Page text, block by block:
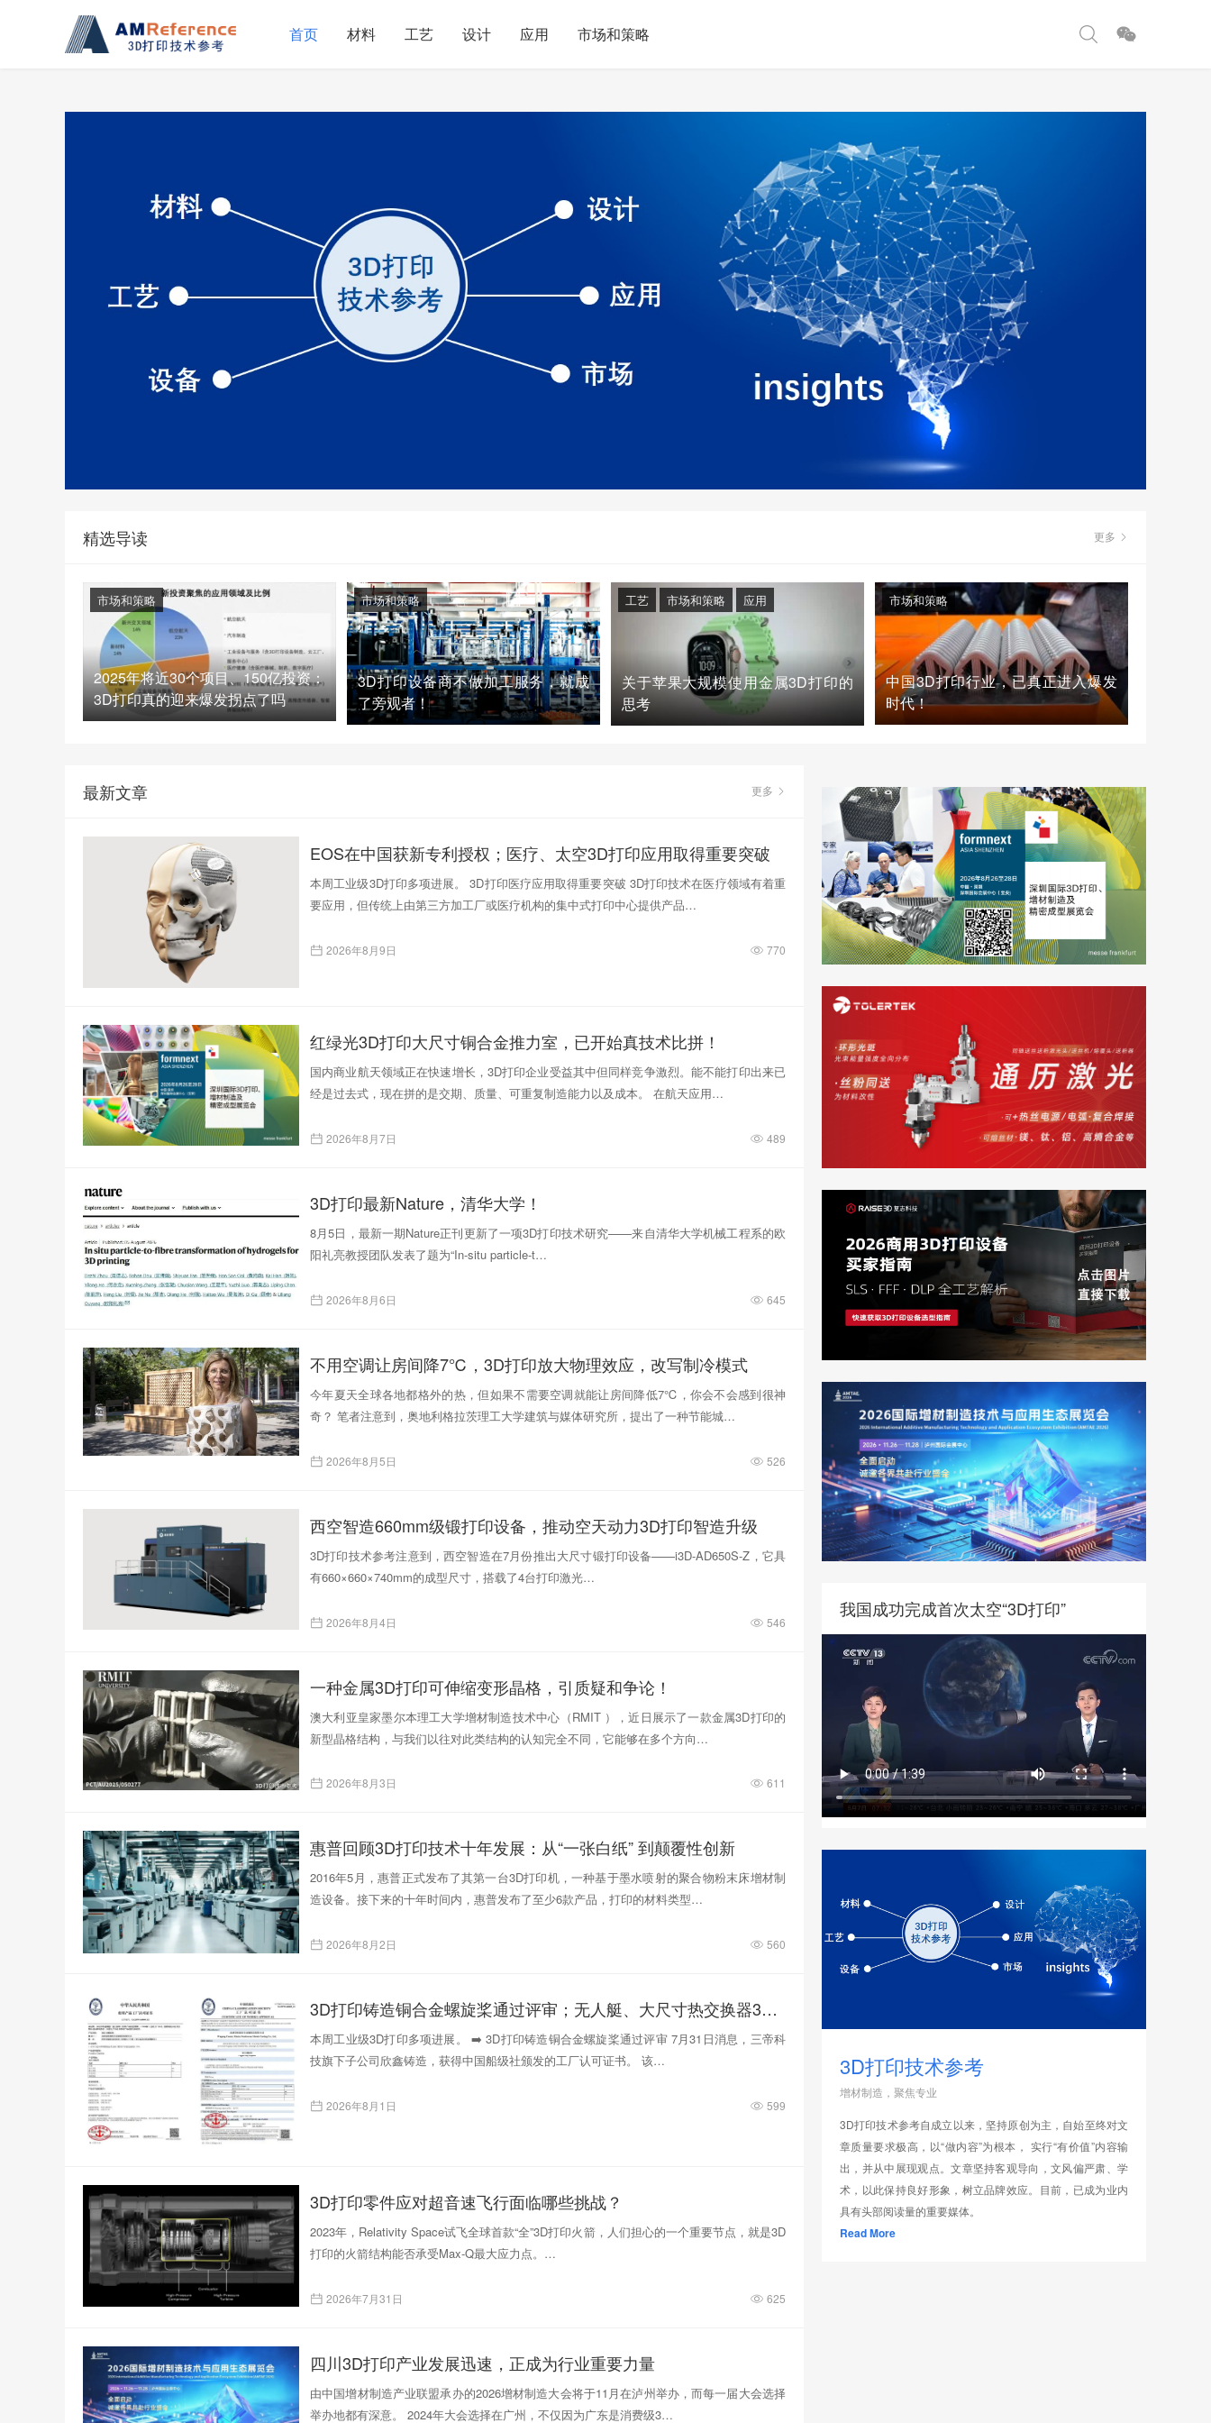
首页 材料 工艺 设计 应用 市场和策略
精选导读 更多
2025年将近30个项目、150亿投资：
3D打印真的迎来爆发拐点了吗
市场和策略
3D打印设备商不做加工服务，就成
了旁观者！
市场和策略
关于苹果大规模使用金属3D打印的
思考
工艺 市场和策略 应用
中国3D打印行业，已真正进入爆发
时代！
市场和策略
最新文章 更多
EOS在中国获新专利授权；医疗、太空3D打印应用取得重要突破
本周工业级3D打印多项进展。 3D打印医疗应用取得重要突破 3D打印技术在医疗领域有着重
要应用，但传统上由第三方加工厂或医疗机构的集中式打印中心提供产品…
2026年8月9日 770
红绿光3D打印大尺寸铜合金推力室，已开始真技术比拼！
国内商业航天领域正在快速增长，3D打印企业受益其中但同样竞争激烈。能不能打印出来已
经是过去式，现在拼的是交期、质量、可重复制造能力以及成本。 在航天应用…
2026年8月7日 489
3D打印最新Nature，清华大学！
8月5日，最新一期Nature正刊更新了一项3D打印技术研究——来自清华大学机械工程系的欧
阳礼亮教授团队发表了题为“In‑situ particle‑t…
2026年8月6日 645
不用空调让房间降7℃，3D打印放大物理效应，改写制冷模式
今年夏天全球各地都格外的热，但如果不需要空调就能让房间降低7℃，你会不会感到很神
奇？ 笔者注意到，奥地利格拉茨理工大学建筑与媒体研究所，提出了一种节能城…
2026年8月5日 526
西空智造660mm级锻打印设备，推动空天动力3D打印智造升级
3D打印技术参考注意到，西空智造在7月份推出大尺寸锻打印设备——i3D-AD650S-Z，它具
有660×660×740mm的成型尺寸，搭载了4台打印激光…
2026年8月4日 546
一种金属3D打印可伸缩变形晶格，引质疑和争论！
澳大利亚皇家墨尔本理工大学增材制造技术中心（RMIT ），近日展示了一款金属3D打印的
新型晶格结构，与我们以往对此类结构的认知完全不同，它能够在多个方向…
2026年8月3日 611
惠普回顾3D打印技术十年发展：从“一张白纸” 到颠覆性创新
2016年5月，惠普正式发布了其第一台3D打印机，一种基于墨水喷射的聚合物粉末床增材制
造设备。接下来的十年时间内，惠普发布了至少6款产品，打印的材料类型…
2026年8月2日 560
3D打印铸造铜合金螺旋桨通过评审；无人艇、大尺寸热交换器3D打印；人民网报道两家3D打印企业
本周工业级3D打印多项进展。 ➡️ 3D打印铸造铜合金螺旋桨通过评审 7月31日消息，三帝科
技旗下子公司欣鑫铸造，获得中国船级社颁发的工厂认可证书。 该…
2026年8月1日 599
3D打印零件应对超音速飞行面临哪些挑战？
2023年，Relativity Space试飞全球首款“全”3D打印火箭，人们担心的一个重要节点，就是3D
打印的火箭结构能否承受Max-Q最大应力点。…
2026年7月31日 625
四川3D打印产业发展迅速，正成为行业重要力量
由中国增材制造产业联盟承办的2026增材制造大会将于11月在泸州举办，而每一届大会选择
举办地都有深意。 2024年大会选择在广州，不仅因为广东是消费级3…
我国成功完成首次太空“3D打印”
3D打印技术参考
增材制造，聚焦专业
3D打印技术参考自成立以来，坚持原创为主，自始至终对文
章质量要求极高，以“做内容”为根本， 实行“有价值”内容输
出，并从中展现观点。文章坚持客观导向，文风偏严肃、学
术，以此保持良好形象，树立品牌效应。目前，已成为业内
具有头部阅读量的重要媒体。
Read More